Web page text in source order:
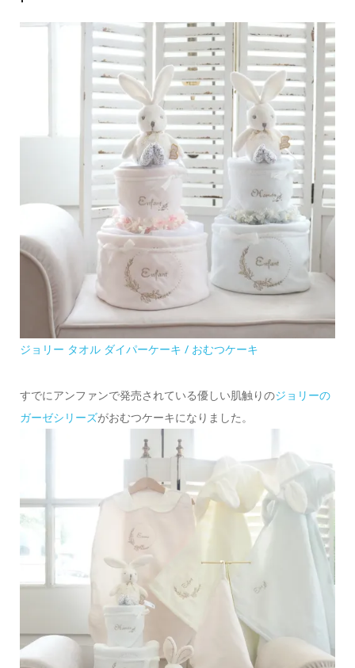
ジョリー タオル ダイパーケーキ / おむつケーキ
すでにアンファンで発売されている優しい肌触りのジョリーの
ガーゼシリーズがおむつケーキになりました。